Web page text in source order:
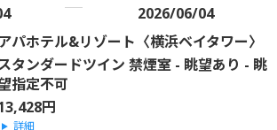
2026/06/04
アパホテル&リゾート〈横浜ベイタワー〉
タンダードツイン 禁煙室 - 眺望あり - 眺
指定不可
円
詳細